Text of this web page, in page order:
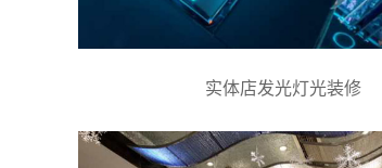
实体店发光灯光装修